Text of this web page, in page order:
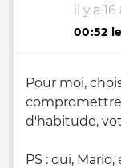
il y a 16
00:52
Pour moi,
compromettre
d'habitude,
PS : oui,